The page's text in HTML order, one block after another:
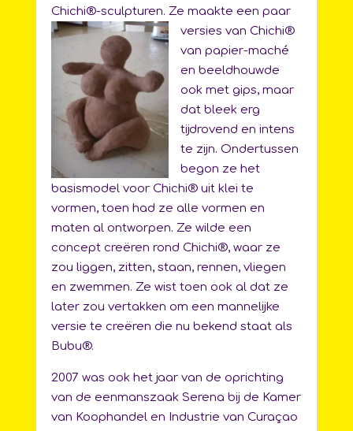
Chichi®-sculpturen. Ze maakte een paar
versies van Chichi®
van papier-maché
en beeldhouwde
ook met gips, maar
dat bleek erg
tijdrovend en intens
te zijn. Ondertussen
begon ze het
basismodel voor Chichi® uit klei te
vormen, toen had ze alle vormen en
maten al ontworpen. Ze wilde een
concept creëren rond Chichi®, waar ze
zou liggen, zitten, staan, rennen, vliegen
en zwemmen. Ze wist toen ook al dat ze
later zou vertakken om een mannelijke
versie te creëren die nu bekend staat als
Bubu®.
2007 was ook het jaar van de oprichting
van de eenmanszaak Serena bij de Kamer
van Koophandel en Industrie van Curaçao